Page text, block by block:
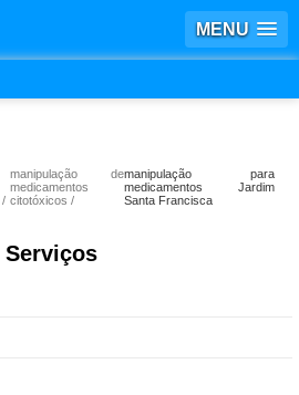
MENU
manipulação de
medicamentos
citotóxicos
manipulação para
medicamentos Jardim
Santa Francisca
Serviços